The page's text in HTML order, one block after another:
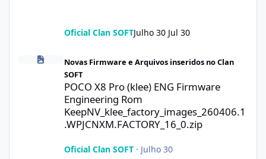
Oficial Clan SOFTJulho 30 Jul 30
POCO X8 Pro (klee) ENG Firmware Engineering Rom
Novas Firmware e Arquivos inseridos no Clan
SOFT
POCO X8 Pro (klee) ENG Firmware
Engineering Rom
KeepNV_klee_factory_images_260406.1
.WPJCNXM.FACTORY_16_0.zip
Oficial Clan SOFT· Julho 30